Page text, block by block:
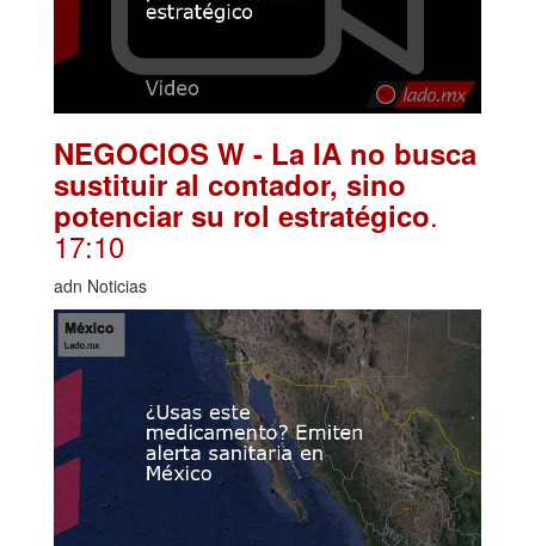
NEGOCIOS W - La IA no busca
sustituir al contador, sino
potenciar su rol estratégico.
17:10
adn Noticias